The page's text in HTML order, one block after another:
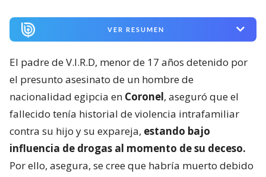
VER RESUMEN
El padre de V.I.R.D, menor de 17 años detenido por
el presunto asesinato de un hombre de
nacionalidad egipcia en Coronel, aseguró que el
fallecido tenía historial de violencia intrafamiliar
contra su hijo y su expareja, estando bajo
influencia de drogas al momento de su deceso.
Por ello, asegura, se cree que habría muerto debido